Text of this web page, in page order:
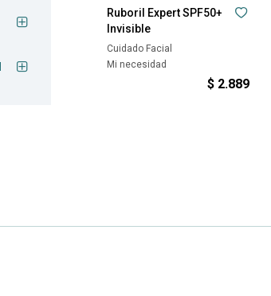
Ruboril Expert SPF50+
Invisible
Cuidado Facial
Mi necesidad
$ 2.889